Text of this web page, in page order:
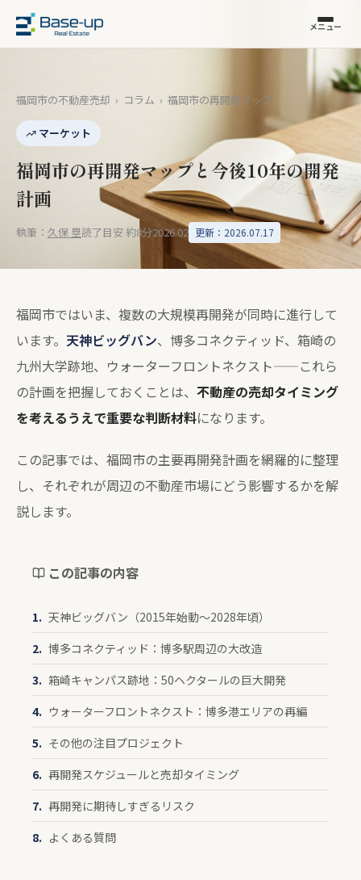
メニュー
福岡市の不動産売却 › コラム › 福岡市の再開発マップ
マーケット
福岡市の再開発マップと今後10年の開発
計画
執筆： 久保 塁読了目安 約8分2026.02 更新：2026.07.17
福岡市ではいま、複数の大規模再開発が同時に進行して
います。 天神ビッグバン、博多コネクティッド、箱崎の
九州大学跡地、ウォーターフロントネクスト——これら
の計画を把握しておくことは、 不動産の売却タイミング
を考えるうえで重要な判断材料になります。
この記事では、福岡市の主要再開発計画を網羅的に整理
し、それぞれが周辺の不動産市場にどう影響するかを解
説します。
この記事の内容
天神ビッグバン（2015年始動〜2028年頃）
博多コネクティッド：博多駅周辺の大改造
箱崎キャンパス跡地：50ヘクタールの巨大開発
ウォーターフロントネクスト：博多港エリアの再編
その他の注目プロジェクト
再開発スケジュールと売却タイミング
再開発に期待しすぎるリスク
よくある質問